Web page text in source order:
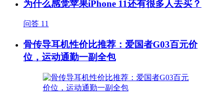
为什么感觉苹果iPhone 11还有很多人去买？
问答 11
骨传导耳机性价比推荐：爱国者G03百元价
位，运动通勤一副全包